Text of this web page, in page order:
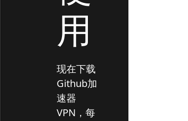
用
现在下载
Github加
速器
VPN，每